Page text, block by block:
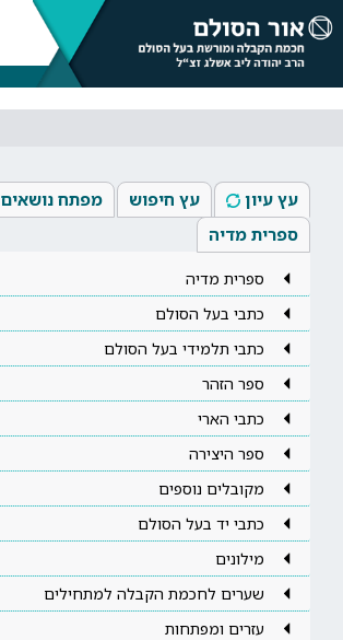
עץ עיון עץ חיפוש
מפתח נושאים
ספרית מדיה
ספרית מדיה
כתבי בעל הסולם
כתבי תלמידי בעל הסולם
ספר הזהר
כתבי הארי
ספר היצירה
מקובלים נוספים
כתבי יד בעל הסולם
מילונים
שערים לחכמת הקבלה למתחילים
עזרים ומפתחות